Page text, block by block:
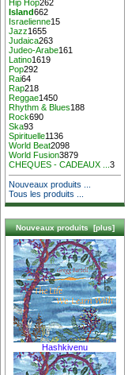
Hip Hop262
Island662
Israelienne15
Jazz1655
Judaica263
Judeo-Arabe161
Latino1619
Pop292
Rai64
Rap218
Reggae1450
Rhythm & Blues188
Rock690
Ska93
Spirituelle1136
World Beat2098
World Fusion3879
CHEQUES - CADEAUX ...3
Nouveaux produits ...
Tous les produits ...
Nouveaux produits [plus]
Hashkivenu